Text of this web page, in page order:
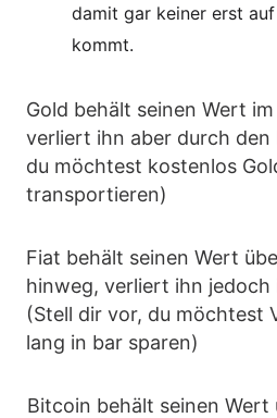
damit gar keiner erst
kommt.
Gold behält seinen Wert
verliert ihn aber durch den
du möchtest kostenlos
transportieren)
Fiat behält seinen Wert
hinweg, verliert ihn jedoch
(Stell dir vor, du möchtest
lang in bar sparen)
Bitcoin behält seinen Wert